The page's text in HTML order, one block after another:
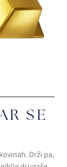
SE
Drži pa,